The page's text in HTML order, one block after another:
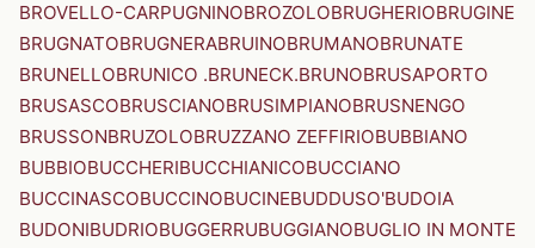
BROVELLO-CARPUGNINOBROZOLOBRUGHERIOBRUGINE
BRUGNATOBRUGNERABRUINOBRUMANOBRUNATE
BRUNELLOBRUNICO .BRUNECK.BRUNOBRUSAPORTO
BRUSASCOBRUSCIANOBRUSIMPIANOBRUSNENGO
BRUSSONBRUZOLOBRUZZANO ZEFFIRIOBUBBIANO
BUBBIOBUCCHERIBUCCHIANICOBUCCIANO
BUCCINASCOBUCCINOBUCINEBUDDUSO'BUDOIA
BUDONIBUDRIOBUGGERRUBUGGIANOBUGLIO IN MONTE